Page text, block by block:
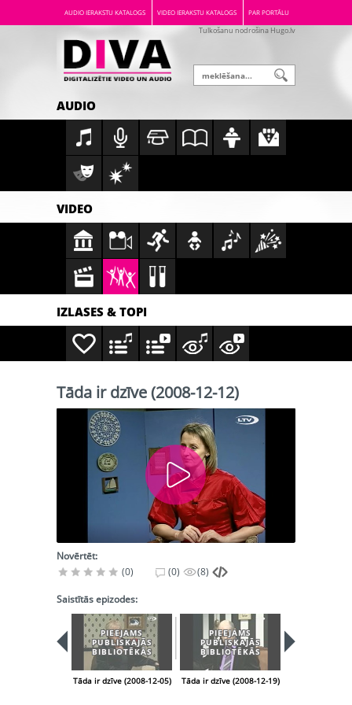
AUDIO IERAKSTU KATALOGS VIDEO IERAKSTU KATALOGS PAR PORTĀLU
Tulkošanu nodrošina Hugo.lv
AUDIO
VIDEO
IZLASES & TOPI
Tāda ir dzīve (2008-12-12)
Novērtēt:
(0)
(0) (8)
Saistītās epizodes:
PIEEJAMS
PUBLISKAJĀS
BIBLIOTĒKĀS
Tāda ir dzīve (2008-12-05)
PIEEJAMS
PUBLISKAJĀS
BIBLIOTĒKĀS
Tāda ir dzīve (2008-12-19)